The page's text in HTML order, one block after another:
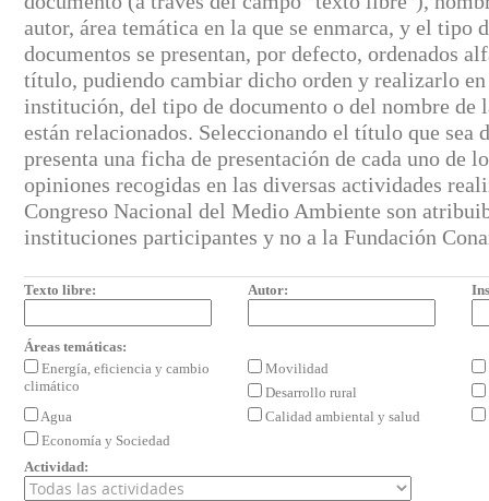
autor, área temática en la que se enmarca, y el tipo
documentos se presentan, por defecto, ordenados
título, pudiendo cambiar dicho orden y realizarlo
institución, del tipo de documento o del nombre de
están relacionados. Seleccionando el título que sea
presenta una ficha de presentación de cada uno de
opiniones recogidas en las diversas actividades
Congreso Nacional del Medio Ambiente son
instituciones participantes y no a la Fundación
Texto libre: Autor:
Áreas temáticas:
Energía, eficiencia y cambio
climático
Movilidad
Desarrollo rural
Agua
Calidad ambiental y salud
Economía y Sociedad
Actividad: